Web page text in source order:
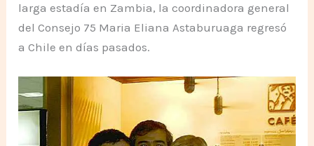
larga estadía en Zambia, la coordinadora general
del Consejo 75 Maria Eliana Astaburuaga regresó
a Chile en días pasados.